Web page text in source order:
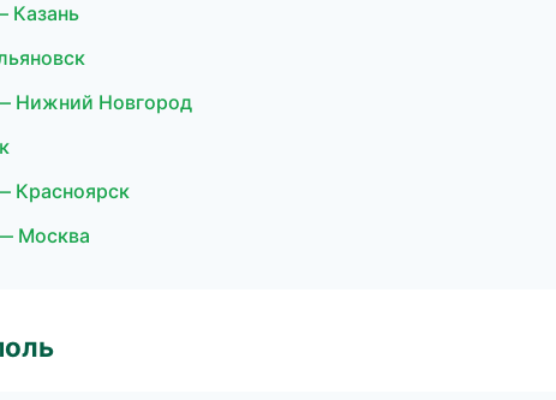
Казань
Нижний Новгород
Красноярск
Москва